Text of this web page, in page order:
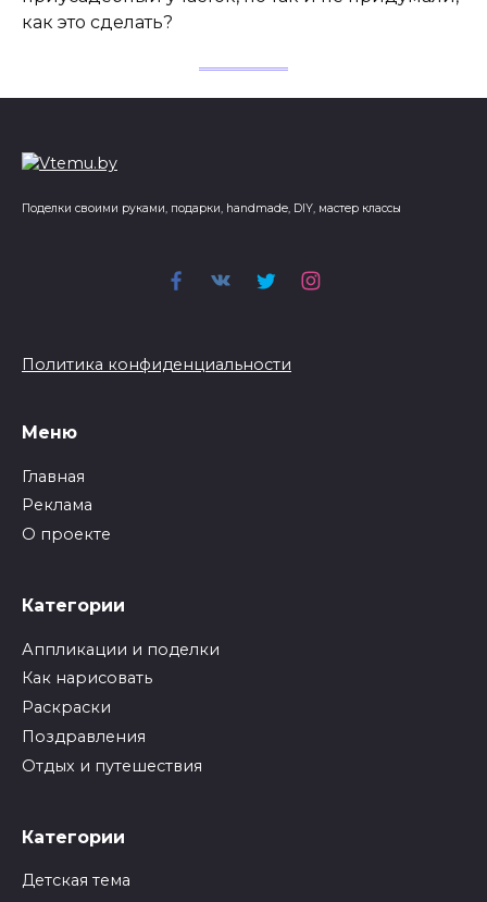
как это сделать?
Поделки своими руками, подарки, handmade, DIY, мастер классы
Политика конфиденциальности
Меню
Главная
Реклама
О проекте
Категории
Аппликации и поделки
Как нарисовать
Раскраски
Поздравления
Отдых и путешествия
Категории
Детская тема